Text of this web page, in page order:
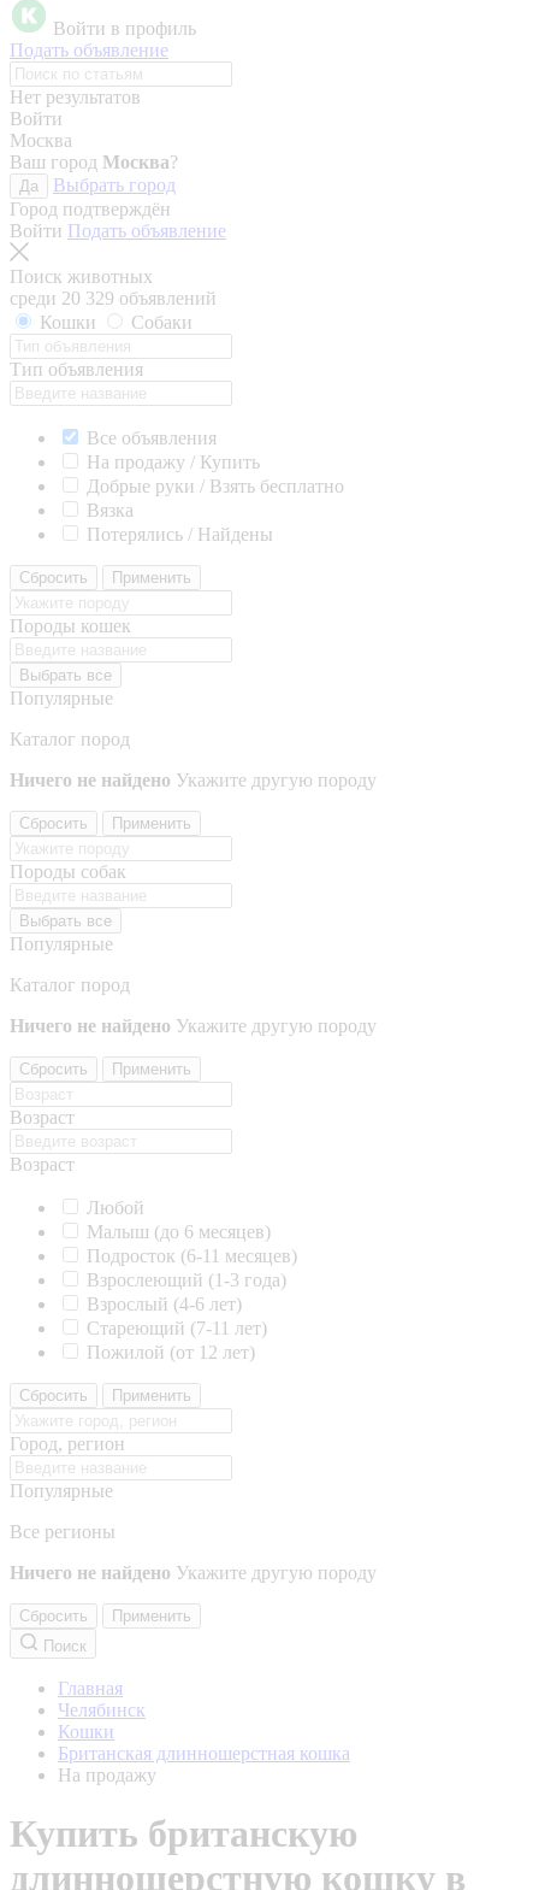
Войти в профиль
Подать объявление
Нет результатов
Войти
Москва
Ваш город Москва?
Да
Выбрать город
Город подтверждён
Войти Подать объявление
Поиск животных
среди 20 329 объявлений
Кошки
Собаки
Тип объявления
Все объявления
На продажу / Купить
Добрые руки / Взять бесплатно
Вязка
Потерялись / Найдены
Сбросить Применить
Породы кошек
Выбрать все
Популярные
Каталог пород
Ничего не найдено Укажите другую породу
Сбросить Применить
Породы собак
Выбрать все
Популярные
Каталог пород
Ничего не найдено Укажите другую породу
Сбросить Применить
Возраст
Возраст
Любой
Малыш (до 6 месяцев)
Подросток (6-11 месяцев)
Взрослеющий (1-3 года)
Взрослый (4-6 лет)
Стареющий (7-11 лет)
Пожилой (от 12 лет)
Сбросить Применить
Город, регион
Популярные
Все регионы
Ничего не найдено Укажите другую породу
Сбросить
Применить
Поиск
Главная
Челябинск
Кошки
Британская длинношерстная кошка
На продажу
Купить британскую
длинношерстную кошку в